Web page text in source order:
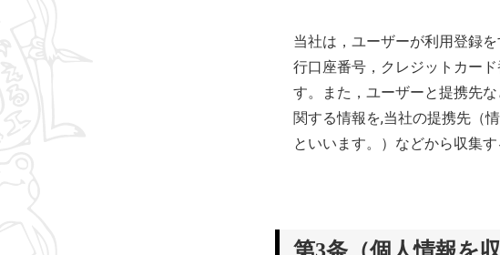
当社は，ユーザーが利用登録
行口座番号，クレジットカー
す。また，ユーザーと提携先
関する情報を,当社の提携先（
といいます。）などから収集す